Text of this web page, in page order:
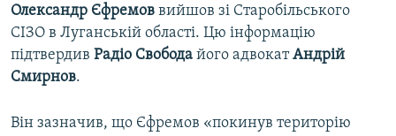
ІНФОГРАФІКА
Усі сайти RFE/RL
Олександр Єфремов вийшов зі Старобільського
СІЗО в Луганській області. Цю інформацію
підтвердив Радіо Свобода його адвокатАндрій
Смирнов.
Він зазначив, що Єфремов «покинув територію